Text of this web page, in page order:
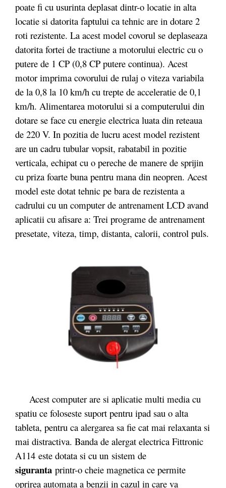
poate fi cu usurinta deplasat dintr-o locatie in alta
locatie si datorita faptului ca tehnic are in dotare 2
roti rezistente. La acest model covorul se deplaseaza
datorita fortei de tractiune a motorului electric cu o
putere de 1 CP (0,8 CP putere continua). Acest
motor imprima covorului de rulaj o viteza variabila
de la 0,8 la 10 km/h cu trepte de acceleratie de 0,1
km/h. Alimentarea motorului si a computerului din
dotare se face cu energie electrica luata din reteaua
de 220 V. In pozitia de lucru acest model rezistent
are un cadru tubular vopsit, rabatabil in pozitie
verticala, echipat cu o pereche de manere de sprijin
cu priza foarte buna pentru mana din neopren. Acest
model este dotat tehnic pe bara de rezistenta a
cadrului cu un computer de antrenament LCD avand
aplicatii cu afisare a: Trei programe de antrenament
presetate, viteza, timp, distanta, calorii, control puls.
Acest computer are si aplicatie multi media cu
spatiu ce foloseste suport pentru ipad sau o alta
tableta, pentru ca alergarea sa fie cat mai relaxanta si
mai distractiva. Banda de alergat electrica Fittronic
A114 este dotata si cu un sistem de
siguranta printr-o cheie magnetica ce permite
oprirea automata a benzii in cazul in care va